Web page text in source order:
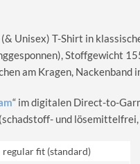
Unisex) T-Shirt in
Stoffgewicht
am Kragen, Nackenband
“ im digitalen Direct-to-
und lösemittelfrei,
regular fit (standard)